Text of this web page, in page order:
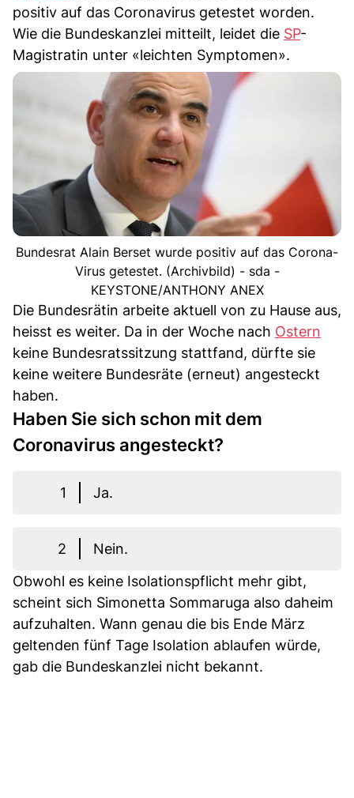
positiv auf das Coronavirus getestet worden.
Wie die Bundeskanzlei mitteilt, leidet die SP-
Magistratin unter «leichten Symptomen».
Bundesrat Alain Berset wurde positiv auf das Corona-
Virus getestet. (Archivbild) - sda -
KEYSTONE/ANTHONY ANEX
Die Bundesrätin arbeite aktuell von zu Hause aus,
heisst es weiter. Da in der Woche nach Ostern
keine Bundesratssitzung stattfand, dürfte sie
keine weitere Bundesräte (erneut) angesteckt
haben.
Haben Sie sich schon mit dem
Coronavirus angesteckt?
1 Ja.
2
Nein.
Obwohl es keine Isolationspflicht mehr gibt,
scheint sich Simonetta Sommaruga also daheim
aufzuhalten. Wann genau die bis Ende März
geltenden fünf Tage Isolation ablaufen würde,
gab die Bundeskanzlei nicht bekannt.